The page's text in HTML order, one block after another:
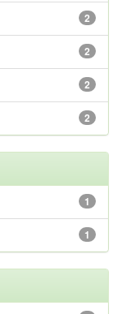
2
2
2
2
1
1